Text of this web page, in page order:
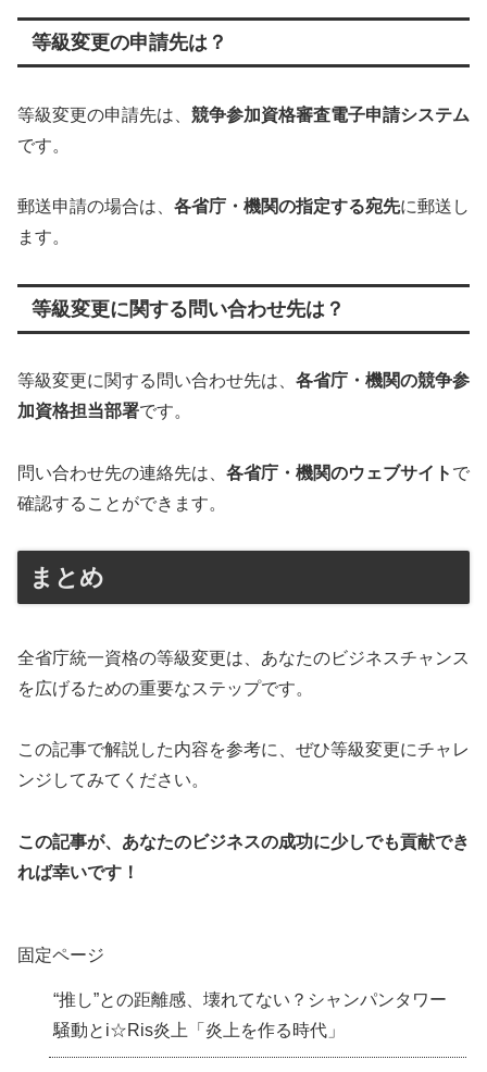
等級変更の申請先は？
等級変更の申請先は、 競争参加資格審査電子申請システム
です。
郵送申請の場合は、 各省庁・機関の指定する宛先に郵送し
ます。
等級変更に関する問い合わせ先は？
等級変更に関する問い合わせ先は、 各省庁・機関の競争参
加資格担当部署です。
問い合わせ先の連絡先は、 各省庁・機関のウェブサイト で
確認することができます。
まとめ
全省庁統一資格の等級変更は、あなたのビジネスチャンス
を広げるための重要なステップです。
この記事で解説した内容を参考に、ぜひ等級変更にチャレ
ンジしてみてください。
この記事が、あなたのビジネスの成功に少しでも貢献でき
れば幸いです！
固定ページ
“推し”との距離感、壊れてない？シャンパンタワー
騒動とi☆Ris炎上「炎上を作る時代」